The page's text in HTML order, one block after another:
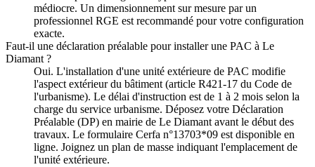
médiocre. Un dimensionnement sur mesure par un
professionnel RGE est recommandé pour votre configuration
exacte.
Faut-il une déclaration préalable pour installer une PAC à Le
Diamant ?
Oui. L'installation d'une unité extérieure de PAC modifie
l'aspect extérieur du bâtiment (article R421-17 du Code de
l'urbanisme). Le délai d'instruction est de 1 à 2 mois selon la
charge du service urbanisme. Déposez votre Déclaration
Préalable (DP) en mairie de Le Diamant avant le début des
travaux. Le formulaire Cerfa n°13703*09 est disponible en
ligne. Joignez un plan de masse indiquant l'emplacement de
l'unité extérieure.